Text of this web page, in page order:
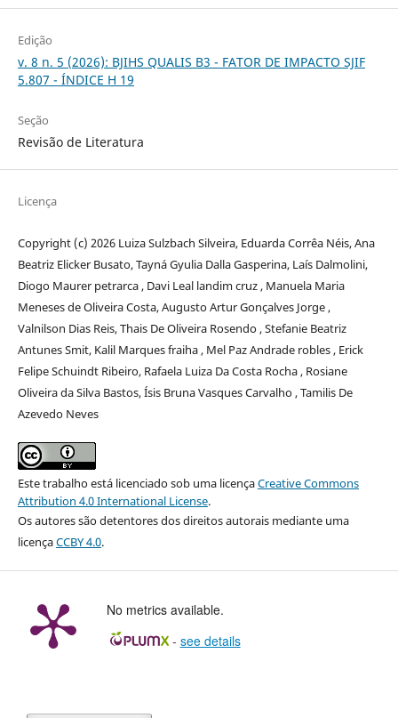
Edição
v. 8 n. 5 (2026): BJIHS QUALIS B3 - FATOR DE IMPACTO SJIF
5.807 - ÍNDICE H 19
Seção
Revisão de Literatura
Licença
Copyright (c) 2026 Luiza Sulzbach Silveira, Eduarda Corrêa Néis, Ana
Beatriz Elicker Busato, Tayná Gyulia Dalla Gasperina, Laís Dalmolini,
Diogo Maurer petrarca , Davi Leal landim cruz , Manuela Maria
Meneses de Oliveira Costa, Augusto Artur Gonçalves Jorge ,
Valnilson Dias Reis, Thais De Oliveira Rosendo , Stefanie Beatriz
Antunes Smit, Kalil Marques fraiha , Mel Paz Andrade robles , Erick
Felipe Schuindt Ribeiro, Rafaela Luiza Da Costa Rocha , Rosiane
Oliveira da Silva Bastos, Ísis Bruna Vasques Carvalho , Tamilis De
Azevedo Neves
Este trabalho está licenciado sob uma licençaCreative Commons
Attribution 4.0 International License.
Os autores são detentores dos direitos autorais mediante uma
licençaCCBY 4.0.
No metrics available.
- see details